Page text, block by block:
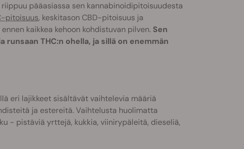
pääasiassa sen kannabinoidipitoisuudesta
pitoisuus, keskitason CBD-pitoisuus ja
kaikkea kehoon kohdistuvan pilven. Sen
THC:n ohella, ja sillä on enemmän
eri lajikkeet sisältävät vaihtelevia määriä
ja estereitä. Vaihtelusta huolimatta
- pistäviä yrttejä, kukkia, viinirypäleitä, dieseliä,